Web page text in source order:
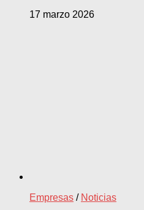
17 marzo 2026
Empresas / Noticias